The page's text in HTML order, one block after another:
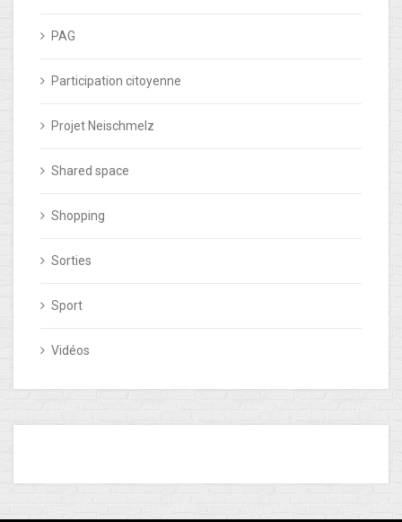
PAG
Participation citoyenne
Projet Neischmelz
Shared space
Shopping
Sorties
Sport
Vidéos